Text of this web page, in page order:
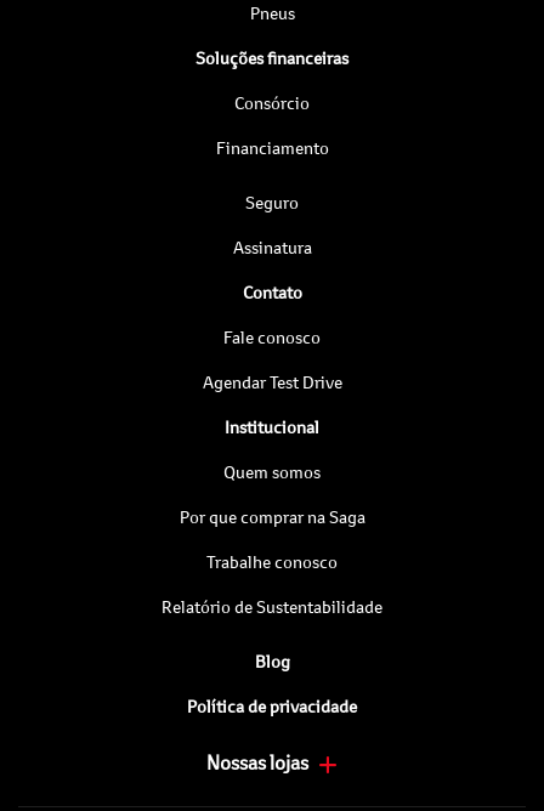
Pneus
Soluções financeiras
Consórcio
Financiamento
Seguro
Assinatura
Contato
Fale conosco
Agendar Test Drive
Institucional
Quem somos
Por que comprar na Saga
Trabalhe conosco
Relatório de Sustentabilidade
Blog
Política de privacidade
Nossas lojas